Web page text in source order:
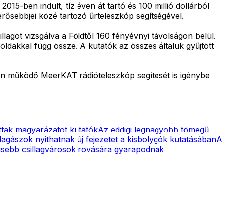
ben indult, tíz éven át tartó és 100 millió dollárból
közé tartozó űrteleszkóp segítségével.
vizsgálva a Földtől 160 fényévnyi távolságon belül.
függ össze. A kutatók az összes általuk gyűjtött
működő MeerKAT rádióteleszkóp segítését is igénybe
magyarázatot kutatókAz eddigi legnagyobb tömegű
nyithatnak új fejezetet a kisbolygók kutatásábanA
csillagvárosok rovására gyarapodnak